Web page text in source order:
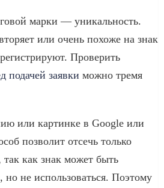
марки — уникальность.
или очень похоже на знак
Проверить
подачей заявки можно тремя
или картинке в Google или
позволит отсечь только
так как знак может быть
но не использоваться. Поэтому